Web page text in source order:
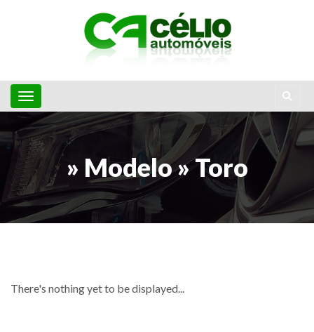
Toggle navigation
» Modelo » Toro
There's nothing yet to be displayed...